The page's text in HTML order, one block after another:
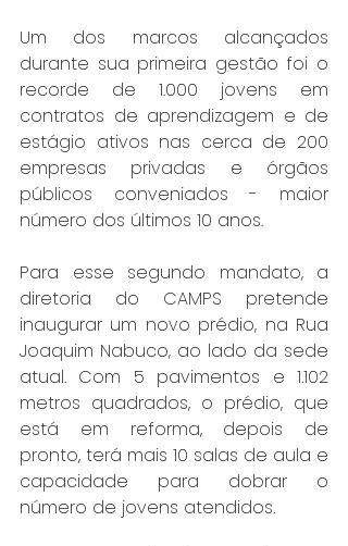
Um dos marcos alcançados
durante sua primeira gestão foi o
recorde de 1.000 jovens em
contratos de aprendizagem e de
estágio ativos nas cerca de 200
empresas privadas e órgãos
públicos conveniados - maior
número dos últimos 10 anos.
Para esse segundo mandato, a
diretoria do CAMPS pretende
inaugurar um novo prédio, na Rua
Joaquim Nabuco, ao lado da sede
atual. Com 5 pavimentos e 1.102
metros quadrados, o prédio, que
está em reforma, depois de
pronto, terá mais 10 salas de aula e
capacidade para dobrar o
número de jovens atendidos.